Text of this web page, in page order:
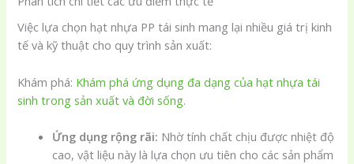
Việc lựa chọn hạt nhựa PP tái sinh mang lại nhiều giá trị kinh
tế và kỹ thuật cho quy trình sản xuất:
Khám phá: Khám phá ứng dụng đa dạng của hạt nhựa tái
sinh trong sản xuất và đời sống.
Ứng dụng rộng rãi: Nhờ tính chất chịu được nhiệt độ
cao, vật liệu này là lựa chọn ưu tiên cho các sản phẩm